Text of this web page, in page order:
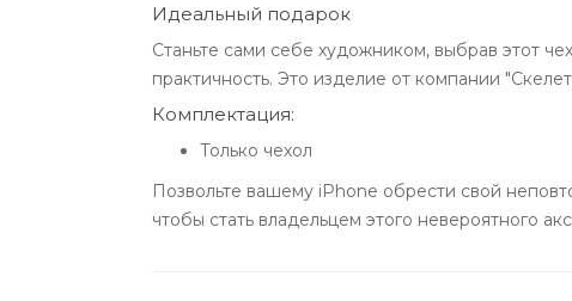
Идеальный подарок
Станьте сами себе художником, выбрав этот
практичность. Это изделие от компании
Комплектация:
Только чехол
Позвольте вашему iPhone обрести свой
чтобы стать владельцем этого невероятного